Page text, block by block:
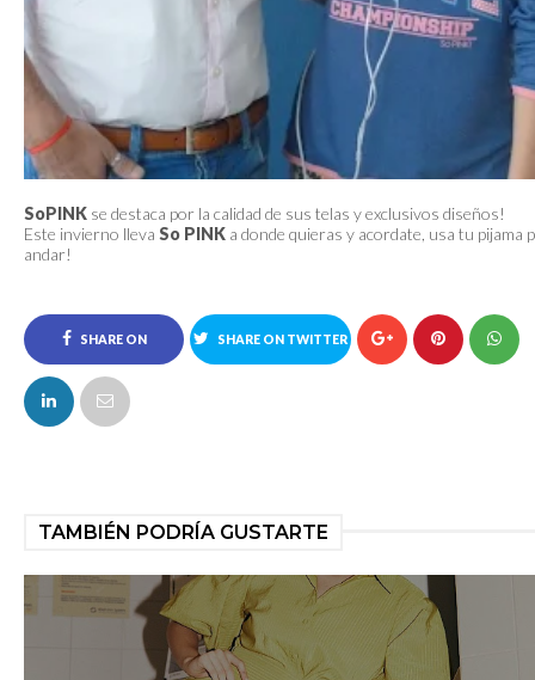
SoPINK se destaca por la calidad de sus telas y exclusivos diseños!
Este invierno lleva So PINK a donde quieras y acordate, usa tu pijama
andar!
SHARE ON
FACEBOOK
SHARE ON TWITTER
TAMBIÉN PODRÍA GUSTARTE